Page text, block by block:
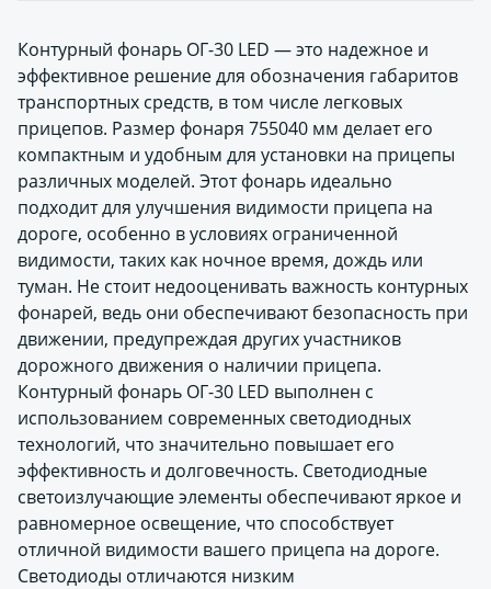
Контурный фонарь ОГ-30 LED — это надежное и
эффективное решение для обозначения габаритов
транспортных средств, в том числе легковых
прицепов. Размер фонаря 755040 мм делает его
компактным и удобным для установки на прицепы
различных моделей. Этот фонарь идеально
подходит для улучшения видимости прицепа на
дороге, особенно в условиях ограниченной
видимости, таких как ночное время, дождь или
туман. Не стоит недооценивать важность контурных
фонарей, ведь они обеспечивают безопасность при
движении, предупреждая других участников
дорожного движения о наличии прицепа.
Контурный фонарь ОГ-30 LED выполнен с
использованием современных светодиодных
технологий, что значительно повышает его
эффективность и долговечность. Светодиодные
светоизлучающие элементы обеспечивают яркое и
равномерное освещение, что способствует
отличной видимости вашего прицепа на дороге.
Светодиоды отличаются низким